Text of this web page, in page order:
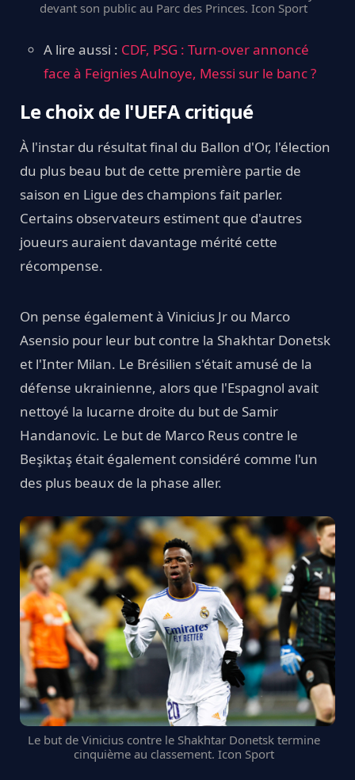
devant son public au Parc des Princes. Icon Sport
A lire aussi : CDF, PSG : Turn-over annoncé
face à Feignies Aulnoye, Messi sur le banc ?
Le choix de l'UEFA critiqué
À l'instar du résultat final du Ballon d'Or, l'élection
du plus beau but de cette première partie de
saison en Ligue des champions fait parler.
Certains observateurs estiment que d'autres
joueurs auraient davantage mérité cette
récompense.
On pense également à Vinicius Jr ou Marco
Asensio pour leur but contre la Shakhtar Donetsk
et l'Inter Milan. Le Brésilien s'était amusé de la
défense ukrainienne, alors que l'Espagnol avait
nettoyé la lucarne droite du but de Samir
Handanovic. Le but de Marco Reus contre le
Beşiktaş était également considéré comme l'un
des plus beaux de la phase aller.
Le but de Vinicius contre le Shakhtar Donetsk termine
cinquième au classement. Icon Sport